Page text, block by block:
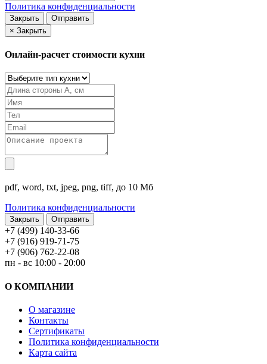
Политика конфиденциальности
Закрыть
Отправить
× Закрыть
Онлайн-расчет стоимости кухни
pdf, word, txt, jpeg, png, tiff, до 10 Мб
Политика конфиденциальности
Закрыть
+7 (499) 140-33-66
+7 (916) 919-71-75
+7 (906) 762-22-08
пн - вс 10:00 - 20:00
О КОМПАНИИ
О магазине
Контакты
Сертификаты
Политика конфиденциальности
Карта сайта